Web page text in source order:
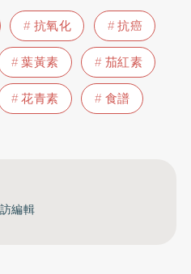
抗氧化
抗癌
葉黃素
茄紅素
花青素 食譜
編輯